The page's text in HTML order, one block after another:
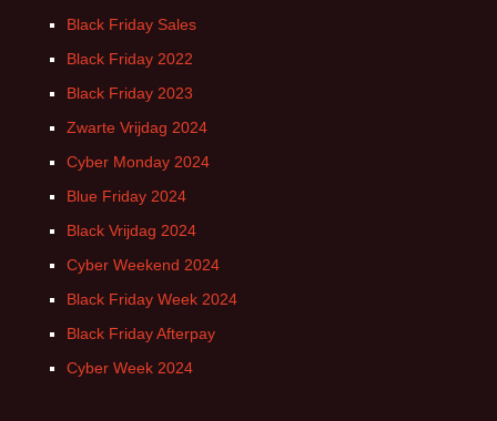
Black Friday Sales
Black Friday 2022
Black Friday 2023
Zwarte Vrijdag 2024
Cyber Monday 2024
Blue Friday 2024
Black Vrijdag 2024
Cyber Weekend 2024
Black Friday Week 2024
Black Friday Afterpay
Cyber Week 2024